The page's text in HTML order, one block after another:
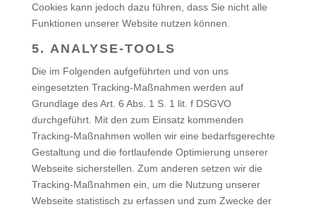
Cookies kann jedoch dazu führen, dass Sie nicht alle
Funktionen unserer Website nutzen können.
5. ANALYSE-TOOLS
Die im Folgenden aufgeführten und von uns
eingesetzten Tracking-Maßnahmen werden auf
Grundlage des Art. 6 Abs. 1 S. 1 lit. f DSGVO
durchgeführt. Mit den zum Einsatz kommenden
Tracking-Maßnahmen wollen wir eine bedarfsgerechte
Gestaltung und die fortlaufende Optimierung unserer
Webseite sicherstellen. Zum anderen setzen wir die
Tracking-Maßnahmen ein, um die Nutzung unserer
Webseite statistisch zu erfassen und zum Zwecke der